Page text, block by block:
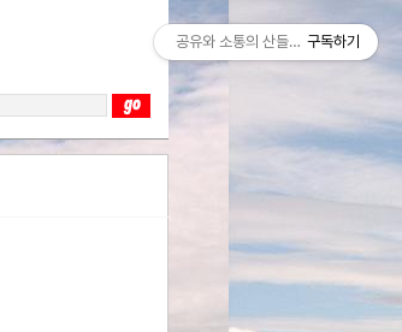
공유와 소통의 산들바람구독하기